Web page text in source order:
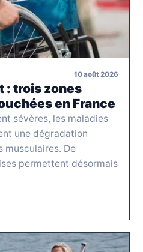
10 août 2026
: trois zones
en France
sévères, les maladies
une dégradation
musculaires. De
permettent désormais